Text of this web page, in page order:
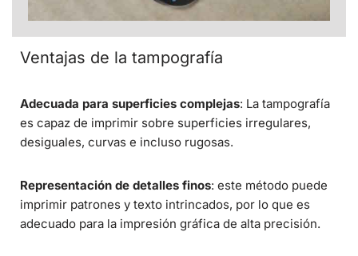
Ventajas de la tampografía
Adecuada para superficies complejas: La tampografía
es capaz de imprimir sobre superficies irregulares,
desiguales, curvas e incluso rugosas.
Representación de detalles finos: este método puede
imprimir patrones y texto intrincados, por lo que es
adecuado para la impresión gráfica de alta precisión.